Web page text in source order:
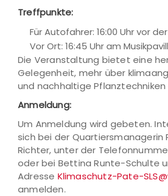
Treffpunkte:
Für Autofahrer: 16:00 Uhr vor
Vor Ort: 16:45 Uhr am
Die Veranstaltung bietet eine
Gelegenheit, mehr über
und nachhaltige Pflanztechniken
Anmeldung:
Um Anmeldung wird gebeten.
sich bei der Quartiersmanagerin
Richter, unter der
oder bei Bettina Runte-Schulte
Adresse Klimaschutz-Pate-
anmelden.